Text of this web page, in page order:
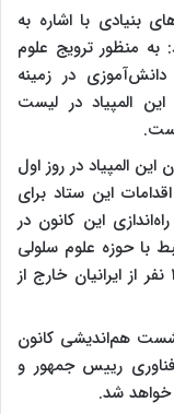
بنیادی با اشاره به
منظور ترویج علوم
دانش‌آموزی در زمینه
المپیاد در لیست
این المپیاد در روز اول
این ستاد برای
این کانون در
مرتبط با حوزه علوم سلولی
در این کانون ثبت‌نام کردند، ضمن آن که ۱۶۰ نفر از ایرانیان خارج از
هم‌اندیشی کانون
رییس جمهور و
خواهد شد.